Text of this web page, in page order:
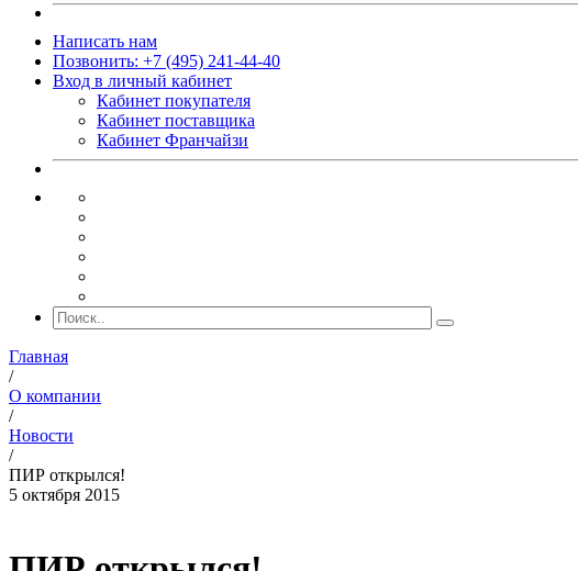
Написать нам
Позвонить: +7 (495) 241-44-40
Вход в личный кабинет
Кабинет покупателя
Кабинет поставщика
Кабинет Франчайзи
Главная
/
О компании
/
Новости
/
ПИР открылся!
5 октября 2015